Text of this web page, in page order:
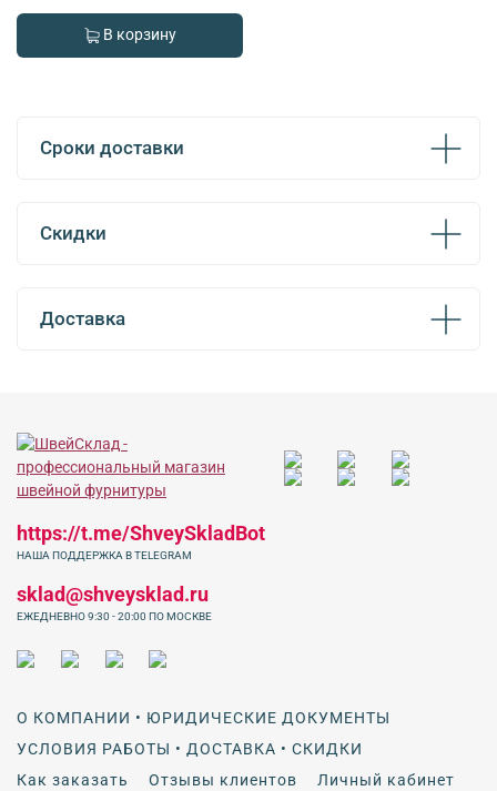
В корзину
Сроки доставки
Скидки
Доставка
О КОМПАНИИ • ЮРИДИЧЕСКИЕ ДОКУМЕНТЫ
УСЛОВИЯ РАБОТЫ • ДОСТАВКА • СКИДКИ
Как заказать
Отзывы клиентов
Личный кабинет
https://t.me/ShveySkladBot
НАША ПОДДЕРЖКА В TELEGRAM
sklad@shveysklad.ru
ЕЖЕДНЕВНО 9:30 - 20:00 ПО МОСКВЕ